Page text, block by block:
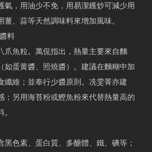
氣，用油少不免，用易潔鑊炒可減少用
、蒜等天然調味料來增加風味。
料
爪魚粒。萬侃指出，熱量主要來自麵
如蛋黄醬、照燒醬）。建議在麵糊中加
纖維；並奉行少醬原則。冼雯菁亦建
；另用海苔粉或鰹魚粉來代替熱量高的
色素、蛋白質、多醣體、鐵、碘等；